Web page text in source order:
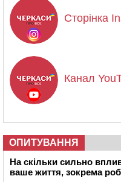
Сторінка
Канал
ОПИТУВАННЯ
На скільки сильно
ваше життя, зокрема